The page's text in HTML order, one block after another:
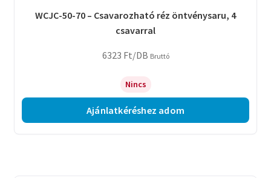
WCJC-50-70 – Csavarozható réz öntvénysaru, 4
csavarral
6323 Ft/DB Bruttó
Nincs
Ajánlatkéréshez adom